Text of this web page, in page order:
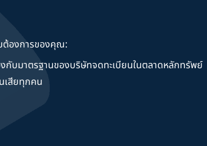
ต้องการของคุณ:
บมาตรฐานของบริษัทจดทะเบียนในตลาดหลักทรัพย์
เสียทุกคน